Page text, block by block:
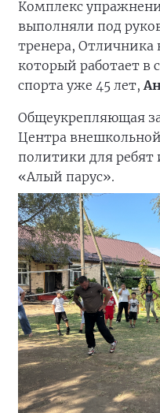
Комплекс
выполняли под
тренера, Отличника
который работает в
спорта уже 45 лет,
Общеукрепляющая
Центра
политики для ребят
«Алый парус».